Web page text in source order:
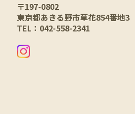
〒197-0802
東京都あきる野市草花854番地3
TEL：042-558-2341